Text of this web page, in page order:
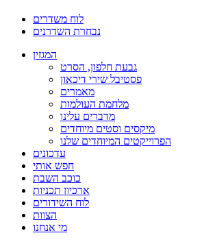
לוח משדרים
נבחרת השדרנים
המגזין
גבעת חלפון, הסרט
פסטיבל שירי דיכאון
מאמרים
מלחמת העולמות
מדברים עלינו
מיקסים וסטים מיוחדים
הפרוייקטים המיוחדים שלנו
עדכונים
חפש אותי
כוכב השבת
ארכיון תכניות
לוח השידורים
הצוות
מי אנחנו